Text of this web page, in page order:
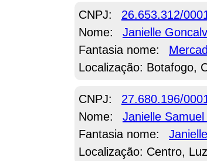
CNPJ: 26.653.312/
Nome:
Janielle
Fantasia nome:
Localização: Botafogo,
CNPJ: 27.680.196/
Nome:
Janielle
Fantasia nome:
Localização: Centro,